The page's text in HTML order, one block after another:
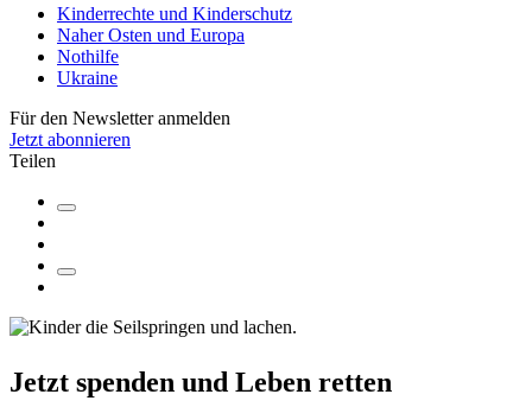
Kinderrechte und Kinderschutz
Naher Osten und Europa
Nothilfe
Ukraine
Für den Newsletter anmelden
Jetzt abonnieren
Teilen
Jetzt spenden und Leben retten